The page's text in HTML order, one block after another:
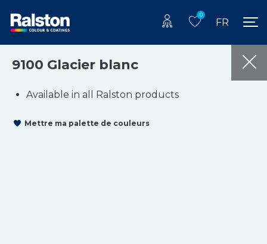
0
FR
9100 Glacier blanc
Available in all Ralston products
Mettre ma palette de couleurs